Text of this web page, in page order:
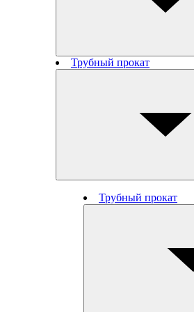
Трубный прокат
Трубный прокат